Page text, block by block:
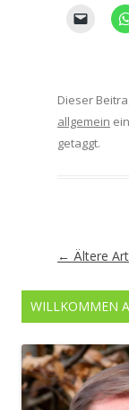
Dieser
allgemein
getaggt.
Artikel-
← Ältere
WILLKOMMEN